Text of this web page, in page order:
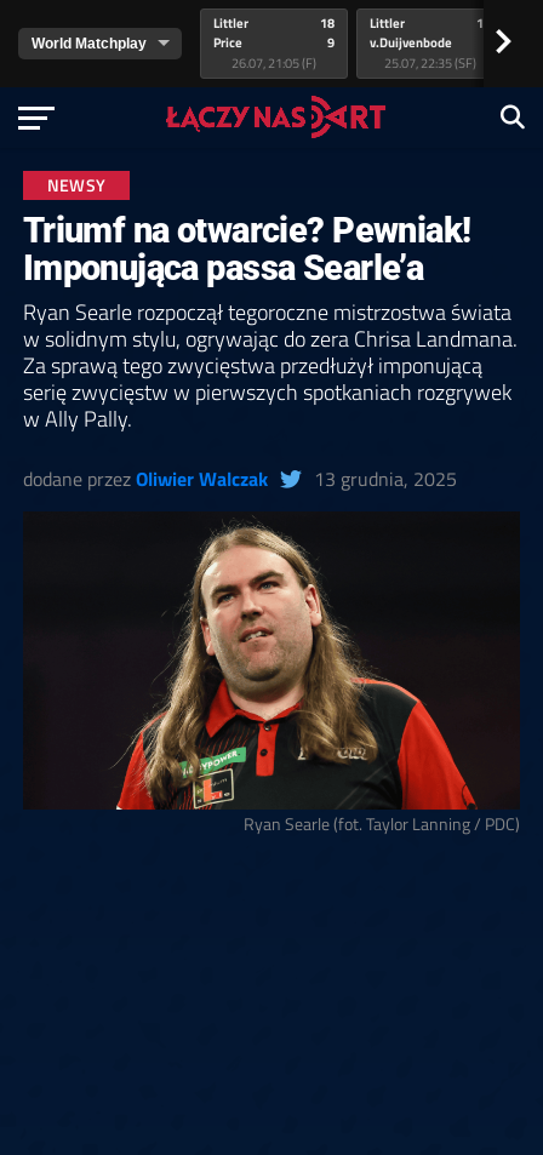
Littler
Price
18
9
26.07, 21:05 (F)
Littler
v.Duijvenbode
17
25.07, 22:35 (SF)
>
NEWSY
Triumf na otwarcie? Pewniak!
Imponująca passa Searle’a
Ryan Searle rozpoczął tegoroczne mistrzostwa świata
w solidnym stylu, ogrywając do zera Chrisa Landmana.
Za sprawą tego zwycięstwa przedłużył imponującą
serię zwycięstw w pierwszych spotkaniach rozgrywek
w Ally Pally.
dodane przezOliwier Walczak 13 grudnia, 2025
Ryan Searle (fot. Taylor Lanning / PDC)